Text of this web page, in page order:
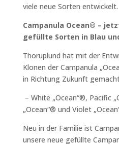
viele neue Sorten entwickelt.
Campanula Ocean® –
gefüllte Sorten in Blau
Thoruplund hat mit der
Klonen der Campanula
in Richtung Zukunft
– White „Ocean“®, Pacific
„Ocean“® und Violet
Neu in der Familie ist
unsere neue gefüllte